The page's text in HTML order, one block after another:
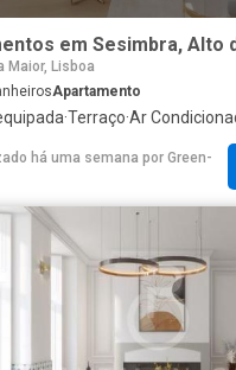
Maior, Lisboa
Apartamento
·Terraço·Ar
há uma semana por Green-